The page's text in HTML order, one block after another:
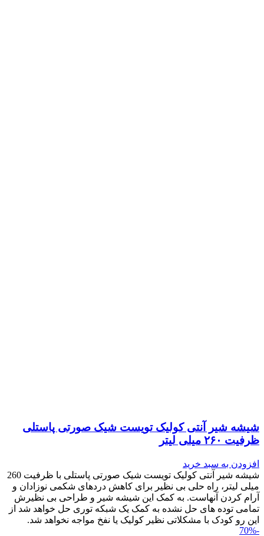
شیشه شیر آنتی کولیک تویست شیک صورتی پاستلی
ظرفیت ۲۶۰ میلی لیتر
افزودن به سبد خرید
شیشه شیر آنتی کولیک تویست شیک صورتی پاستلی با ظرفیت 260
میلی لیتر، راه حلی بی نظیر برای کاهش دردهای شکمی نوزادان و
آرام کردن آنهاست. به کمک این شیشه شیر و طراحی بی نظیرش
تمامی توده های حل نشده به کمک یک شبکه توری حل خواهد شد از
این رو کودک با مشکلاتی نظیر کولیک یا نفخ مواجه نخواهد شد.
-70%